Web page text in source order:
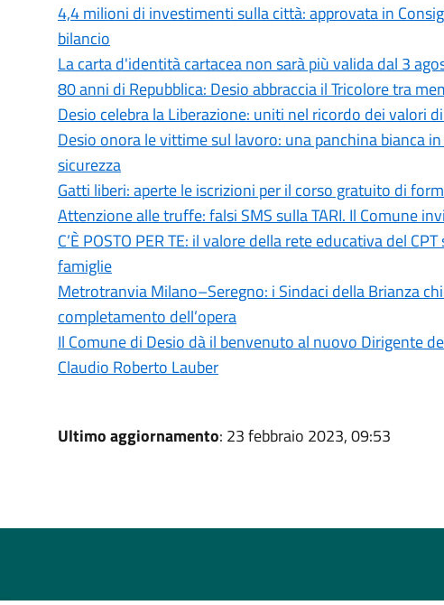
4,4 milioni di investimenti sulla città: approvata in
bilancio
La carta d'identità cartacea non sarà più valida dal 3
80 anni di Repubblica: Desio abbraccia il Tricolore tra
Desio celebra la Liberazione: uniti nel ricordo dei valori
Desio onora le vittime sul lavoro: una panchina bianca
sicurezza
Gatti liberi: aperte le iscrizioni per il corso gratuito di
Attenzione alle truffe: falsi SMS sulla TARI. Il Comune
C’È POSTO PER TE: il valore della rete educativa del
famiglie
Metrotranvia Milano–Seregno: i Sindaci della Brianza
completamento dell’opera
Il Comune di Desio dà il benvenuto al nuovo Dirigente
Claudio Roberto Lauber
Ultimo aggiornamento: 23 febbraio 2023, 09:53